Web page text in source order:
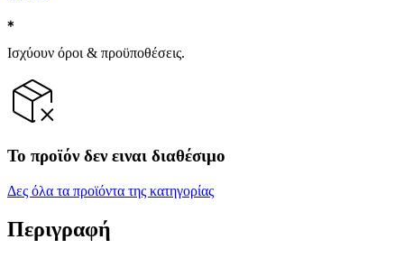
Ισχύουν όροι & προϋποθέσεις.
Το προϊόν δεν ειναι διαθέσιμο
Δες όλα τα προϊόντα της κατηγορίας
Περιγραφή